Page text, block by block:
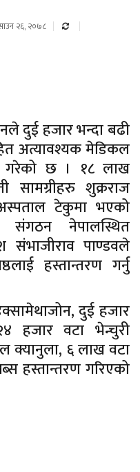
२६, २०७८
दुई हजार भन्दा बढी
अत्यावश्यक मेडिकल
गरेको छ । १८ लाख
सामग्रीहरु शुक्रराज
टेकुमा भएको
संगठन नेपालस्थित
संभाजीराव पाण्डवले
हस्तान्तरण गर्नु
दुई हजार
हजार वटा भेन्चुरी
६ लाख वटा
हस्तान्तरण गरिएको